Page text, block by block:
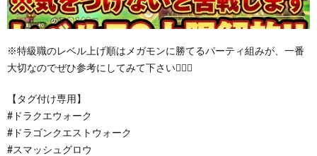
※特級職のレベル上げ順はメガモンに勝てるパーティ組みが、一番
大切なのでぜひ参考にしてみて下さい🙇‍♂️✨
【タグ付け専用】
#ドラクエウォーク
#ドラゴンクエストウォーク
#スマッシュグロウ